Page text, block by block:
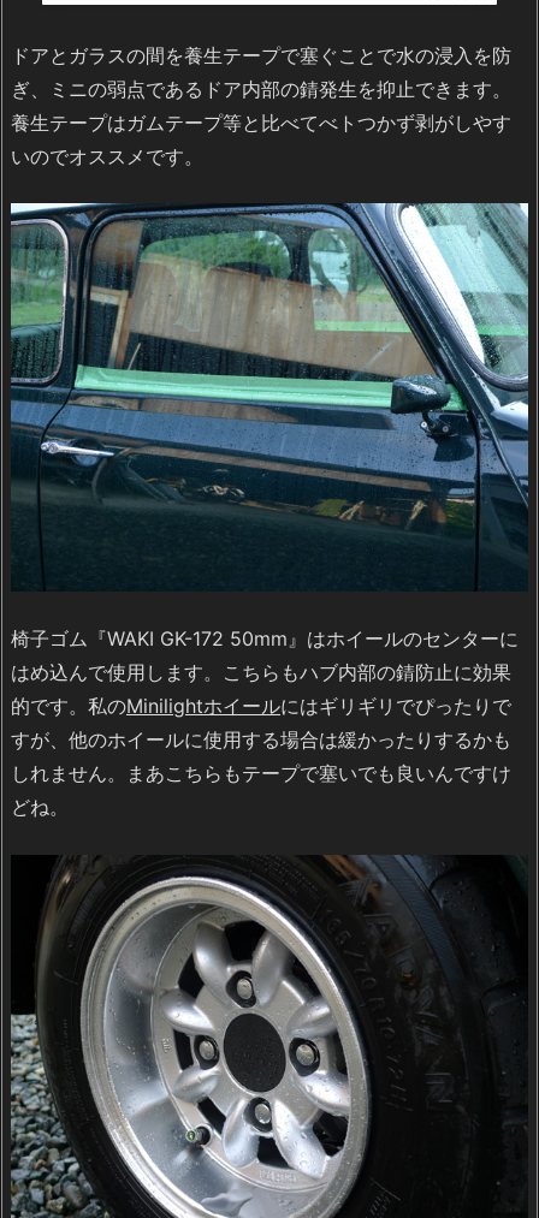
ドアとガラスの間を養生テープで塞ぐことで水の浸入を防
ぎ、ミニの弱点であるドア内部の錆発生を抑止できます。
養生テープはガムテープ等と比べてべトつかず剥がしやす
いのでオススメです。
椅子ゴム『WAKI GK-172 50mm』はホイールのセンターに
はめ込んで使用します。こちらもハブ内部の錆防止に効果
的です。私のMinilightホイールにはギリギリでぴったりで
すが、他のホイールに使用する場合は緩かったりするかも
しれません。まあこちらもテープで塞いでも良いんですけ
どね。